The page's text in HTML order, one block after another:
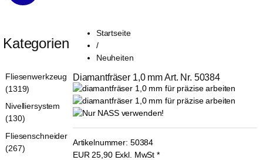
Startseite
/
Neuheiten
Diamantfräser 1,0 mm Art. Nr. 50384
Artikelnummer: 50384
EUR 25,90 Exkl. MwSt *
Kategorien
Fliesenwerkzeug
(1319)
Nivelliersystem
(130)
Fliesenschneider
(267)